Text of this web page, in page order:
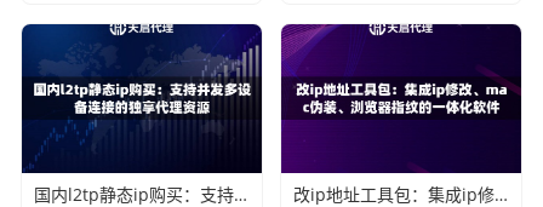
1. 在浏览器中手动配置（以Chrome为例）
这种方法适用于临时的、手动的网页访问测试。
打开Chrome浏览器设置，搜索“代理”，点击“打开您计算机的
代理设置”。在打开的Windows设置中，选择“手动设置代
国内l2tp静态ip购买：支持并发多设备连接的独享代理资源 改ip地址工具包：集成ip修改、mac伪装、浏览器指纹的一体化软件